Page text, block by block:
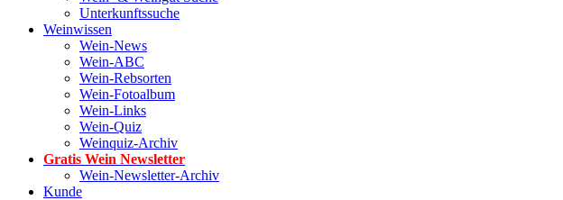
Unterkunftssuche
Weinwissen
Wein-News
Wein-ABC
Wein-Rebsorten
Wein-Fotoalbum
Wein-Links
Wein-Quiz
Weinquiz-Archiv
Gratis Wein Newsletter
Wein-Newsletter-Archiv
Kunde